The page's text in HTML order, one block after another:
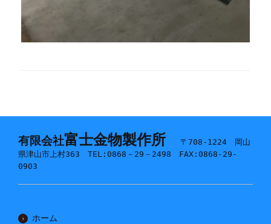
有限会社富士金物製作所
〒708-1224 岡山
県津山市上村363 TEL:0868－29－2498 FAX:0868-29-
0903
ホーム